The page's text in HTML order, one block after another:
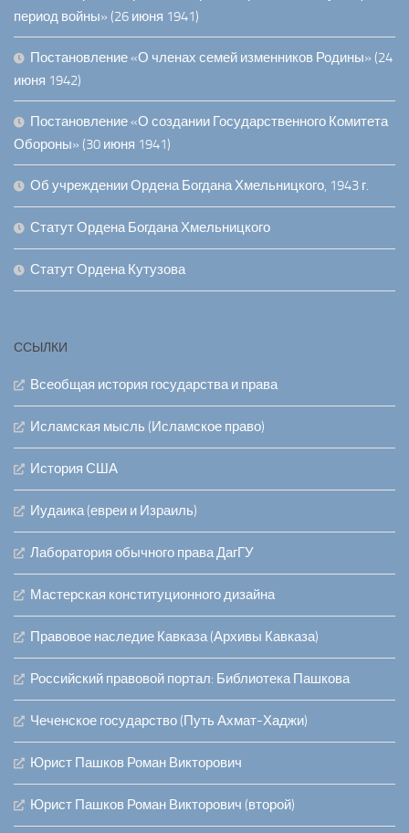
период войны» (26 июня 1941)
Постановление «О членах семей изменников Родины» (24
июня 1942)
Постановление «О создании Государственного Комитета
Обороны» (30 июня 1941)
Об учреждении Ордена Богдана Хмельницкого, 1943 г.
Статут Ордена Богдана Хмельницкого
Статут Ордена Кутузова
ССЫЛКИ
Всеобщая история государства и права
Исламская мысль (Исламское право)
История США
Иудаика (евреи и Израиль)
Лаборатория обычного права ДагГУ
Мастерская конституционного дизайна
Правовое наследие Кавказа (Архивы Кавказа)
Российский правовой портал: Библиотека Пашкова
Чеченское государство (Путь Ахмат-Хаджи)
Юрист Пашков Роман Викторович
Юрист Пашков Роман Викторович (второй)